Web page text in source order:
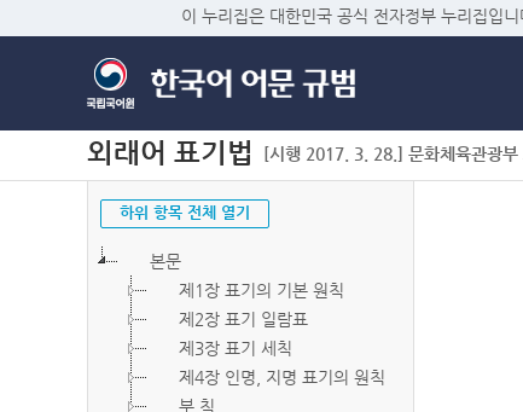
이 누리집은 대한민국 공식 전자정부 누리집입니
외래어 표기법 [시행 2017. 3. 28.] 문화체육관광
하위 항목 전체 열기
본문
제1장 표기의 기본 원칙
제2장 표기 일람표
제3장 표기 세칙
제4장 인명, 지명 표기의 원칙
부 칙